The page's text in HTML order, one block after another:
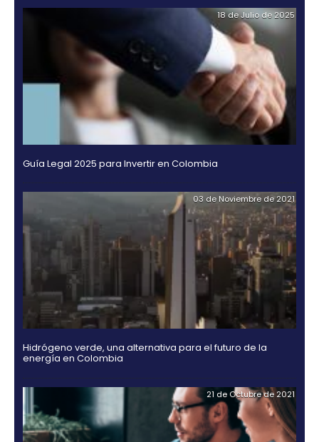
Centros
servicios
compartidos
Data
centers
Outsourcing
de
servicios
BPO
Software
&
TI
Agroquímicos
Infraestructura
en
turismo
Logística
Moda
y
Relaciones
estado
intelectual
7.
Impuestos,
aduanas
y
comercio
exterior
Régimen
de
zonas
francas
Regional
estatal eficiente y efectivo. Además, todo lo
venir acompañado de otras políticas como la
calidad para que el país desarrolle un capital
amolde a las necesidades de los inversionistas y
mercado, apuestas en las que el gobierno está
comprometido y hacen parte de su actual
el territorio.
18 de
Guía Legal 2025 para Invertir en Colombia